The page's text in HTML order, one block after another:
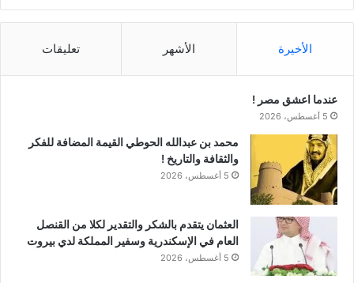
الأخيرة الأشهر تعليقات
عندما اعشق مصر !
5 أغسطس، 2026
محمد بن عبدالله الحوطي القيمة المضافة للفكر
والثقافة والتاريخ !
5 أغسطس، 2026
العثمان يتقدم بالشكر والتقدير لكلا من القنصل
العام في الإسكندرية وسفير المملكة لدي بيروت
5 أغسطس، 2026